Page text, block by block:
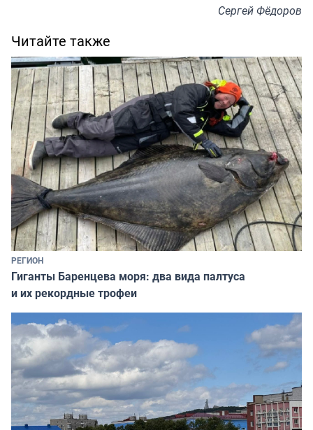
Сергей Фёдоров
Читайте также
РЕГИОН
Гиганты Баренцева моря: два вида палтуса
и их рекордные трофеи